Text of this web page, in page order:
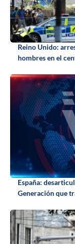
Reino Unido:
hombres en el
España:
Generación que